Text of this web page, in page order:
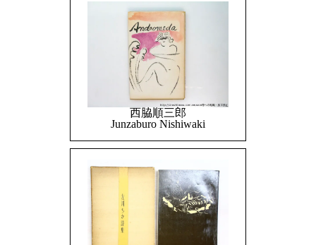
西脇順三郎
Junzaburo Nishiwaki